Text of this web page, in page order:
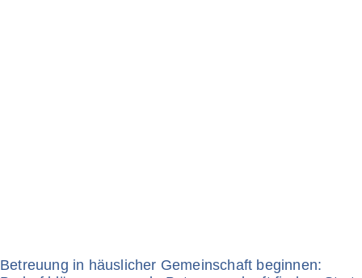
Betreuung in häuslicher Gemeinschaft beginnen: